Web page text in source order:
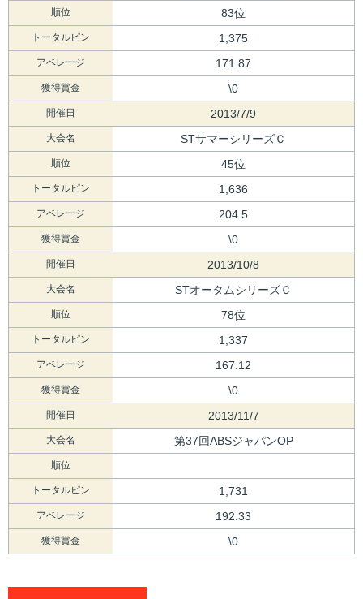
順位 83位
トータルピン 1,375
アベレージ 171.87
獲得賞金 \0
開催日 2013/7/9
大会名 STサマーシリーズＣ
順位 45位
トータルピン 1,636
アベレージ 204.5
獲得賞金 \0
開催日 2013/10/8
大会名 STオータムシリーズＣ
順位 78位
トータルピン 1,337
アベレージ 167.12
獲得賞金 \0
開催日 2013/11/7
大会名 第37回ABSジャパンOP
順位
トータルピン 1,731
アベレージ 192.33
獲得賞金 \0